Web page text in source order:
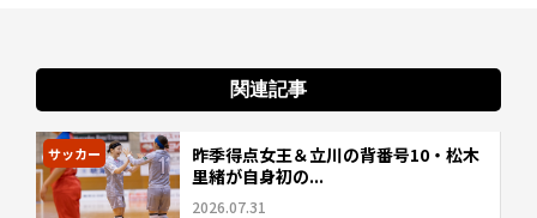
関連記事
サッカー
昨季得点女王＆立川の背番号10・松木
里緒が自身初の...
2026.07.31